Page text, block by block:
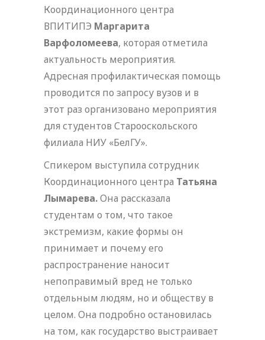
Координационного центра
ВПИТИПЭ Маргарита
Варфоломеева, которая отметила
актуальность мероприятия.
Адресная профилактическая помощь
проводится по запросу вузов и в
этот раз организовано мероприятия
для студентов Старооскольского
филиала НИУ «БелГУ».
Спикером выступила сотрудник
Координационного центра Татьяна
Лымарева.Она рассказала
студентам о том, что такое
экстремизм, какие формы он
принимает и почему его
распространение наносит
непоправимый вред не только
отдельным людям, но и обществу в
целом. Она подробно остановилась
на том, как государство выстраивает